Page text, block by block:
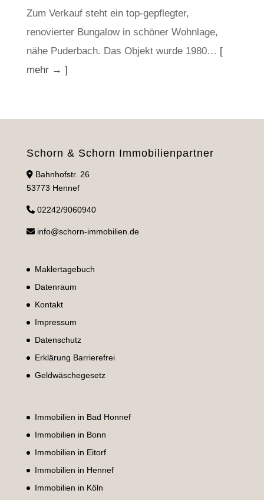
Zum Verkauf steht ein top-gepflegter,
renovierter Bungalow in schöner Wohnlage,
nähe Puderbach. Das Objekt wurde 1980… [
mehr → ]
Schorn & Schorn Immobilienpartner
Bahnhofstr. 26
53773 Hennef
02242/9060940
info@schorn-immobilien.de
Maklertagebuch
Datenraum
Kontakt
Impressum
Datenschutz
Erklärung Barrierefrei
Geldwäschegesetz
Immobilien in Bad Honnef
Immobilien in Bonn
Immobilien in Eitorf
Immobilien in Hennef
Immobilien in Köln